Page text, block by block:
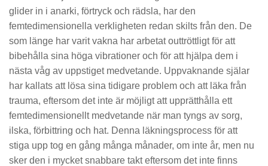
glider in i anarki, förtryck och rädsla, har den
femtedimensionella verkligheten redan skilts från den. De
som länge har varit vakna har arbetat outtröttligt för att
bibehålla sina höga vibrationer och för att hjälpa dem i
nästa våg av uppstiget medvetande. Uppvaknande själar
har kallats att lösa sina tidigare problem och att läka från
trauma, eftersom det inte är möjligt att upprätthålla ett
femtedimensionellt medvetande när man tyngs av sorg,
ilska, förbittring och hat. Denna läkningsprocess för att
stiga upp tog en gång många månader, om inte år, men nu
sker den i mycket snabbare takt eftersom det inte finns